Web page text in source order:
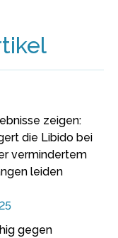
zeigen:
die Libido bei
vermindertem
leiden
gegen